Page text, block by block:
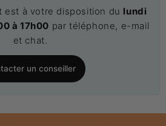
est à votre disposition du lundi
à 17h00 par téléphone, e-mail
et chat.
un conseiller